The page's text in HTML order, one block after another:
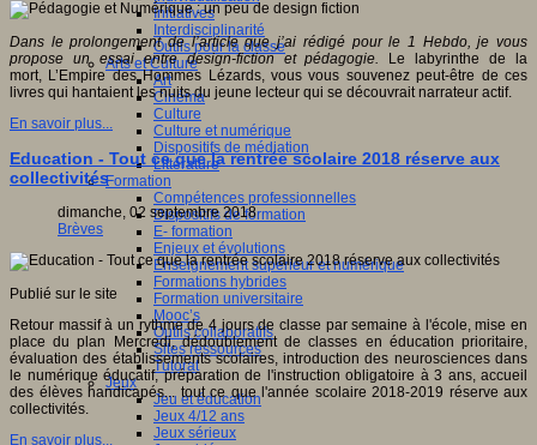
Initiatives
Interdisciplinarité
Outils pour la classe
Arts et Culture
Art
Cinéma
Culture
Culture et numérique
Dispositifs de médiation
Littérature
Formation
Compétences professionnelles
Dispositifs de formation
E- formation
Enjeux et évolutions
Enseignement supérieur et numérique
Formations hybrides
Formation universitaire
Mooc’s
Outils collaboratifs
Sites ressources
Tutorat
Jeux
Jeu et éducation
Jeux 4/12 ans
Jeux sérieux
Dans le prolongement de l’article que j’ai rédigé pour le 1 Hebdo, je vous
propose un essai entre design-fiction et pédagogie.
Le labyrinthe de la
mort, L’Empire des Hommes Lézards, vous vous souvenez peut-être de ces
livres qui hantaient les nuits du jeune lecteur qui se découvrait narrateur actif.
En savoir plus...
Education - Tout ce que la rentrée scolaire 2018 réserve aux
collectivités
dimanche, 02 septembre 2018
Brèves
Publié sur le site
Retour massif à un rythme de 4 jours de classe par semaine à l'école, mise en
place du plan Mercredi, dédoublement de classes en éducation prioritaire,
évaluation des établissements scolaires, introduction des neurosciences dans
le numérique éducatif, préparation de l'instruction obligatoire à 3 ans, accueil
des élèves handicapés... tout ce que l'année scolaire 2018-2019 réserve aux
collectivités.
En savoir plus...